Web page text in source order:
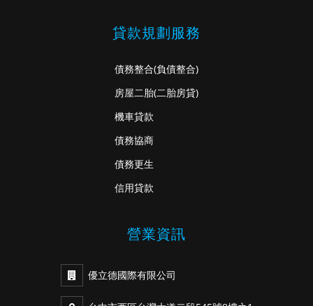
貸款規劃服務
債務整合(負債整合)
房屋二胎(二胎房貸)
機車貸款
債務協商
債務更生
信用貸款
營業資訊
優立德國際有限公司